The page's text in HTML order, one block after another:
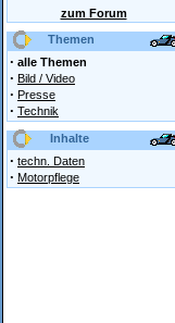
zum Forum
Themen
· alle Themen
· Bild / Video
· Presse
· Technik
Inhalte
· techn. Daten
· Motorpflege